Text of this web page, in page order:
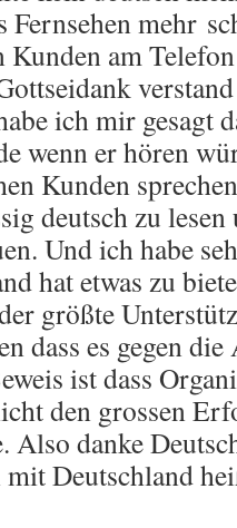
Fernsehen mehr
Kunden am
ich mir gesagt
wenn er hören
Kunden
deutsch zu lesen
Und ich habe
hat etwas zu
größte
dass es gegen
ist dass
den grossen
Also danke
mit Deutschland